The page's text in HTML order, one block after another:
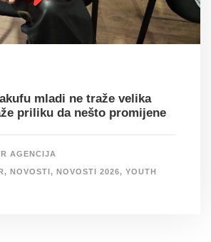
mladi ne traže velika
priliku da nešto promijene
AGENCIJA
, NOVOSTI, NOVOSTI 2026, YOUTH